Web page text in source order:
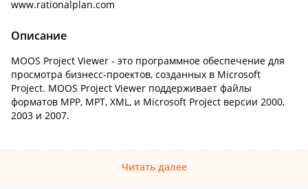
www.rationalplan.com
Описание
MOOS Project Viewer - это программное обеспечение для
просмотра бизнесс-проектов, созданных в Microsoft
Project. MOOS Project Viewer поддерживает файлы
форматов MPP, MPT, XML, и Microsoft Project версии 2000,
2003 и 2007.
Читать далее